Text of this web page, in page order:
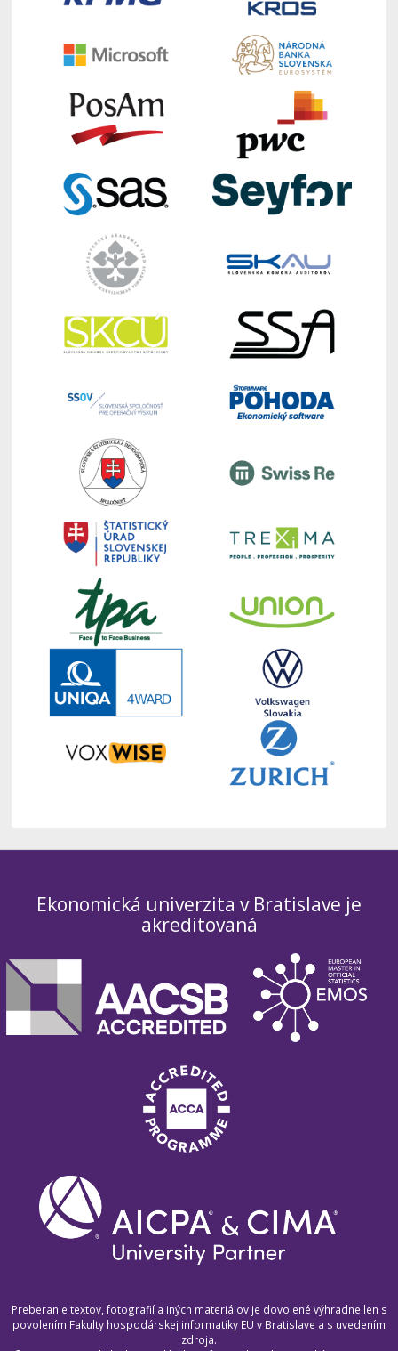
Ekonomická univerzita v Bratislave je
akreditovaná
Preberanie textov, fotografií a iných materiálov je dovolené výhradne len s
povolením Fakulty hospodárskej informatiky EU v Bratislave a s uvedením
zdroja.